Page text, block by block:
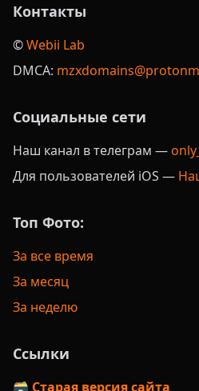
Контакты
©️Webii Lab
DMCA:
Социальные сети
Наш канал в телеграм —
Для пользователей iOS —
Топ Фото:
За все время
За месяц
За неделю
Ссылки
🗃️ Старая версия сайта